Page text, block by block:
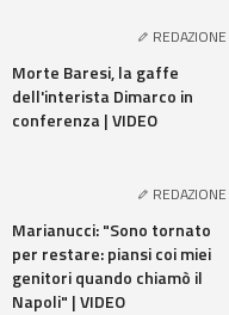
REDAZIONE
Morte Baresi, la gaffe
dell'interista Dimarco in
conferenza | VIDEO
REDAZIONE
Marianucci: "Sono tornato
per restare: piansi coi miei
genitori quando chiamò il
Napoli" | VIDEO